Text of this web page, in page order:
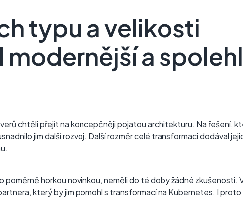
typu a velikosti
a
chtěli přejít na koncepčněji pojatou architekturu. Na řešení,
jim další rozvoj. Další rozměr celé transformaci dodával
horkou novinkou, neměli do té doby žádné zkušenosti.
který by jim pomohl s transformací na Kubernetes. I